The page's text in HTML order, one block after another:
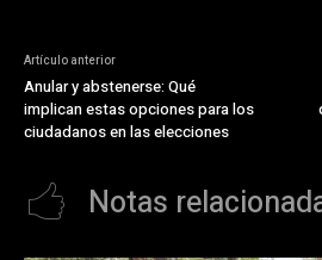
Artículo anterior
Anular y abstenerse: Qué
implican estas opciones para los
ciudadanos en las elecciones
Notas